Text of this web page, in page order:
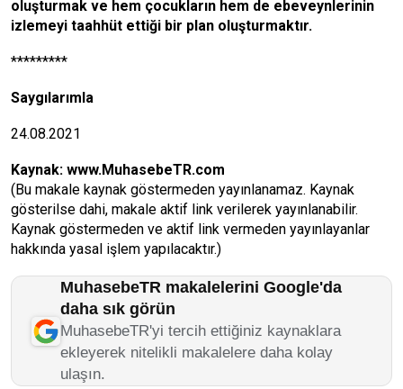
oluşturmak ve hem çocukların hem de ebeveynlerinin
izlemeyi taahhüt ettiği bir plan oluşturmaktır.
*********
Saygılarımla
24.08.2021
Kaynak: www.MuhasebeTR.com
(Bu makale kaynak göstermeden yayınlanamaz. Kaynak
gösterilse dahi, makale aktif link verilerek yayınlanabilir.
Kaynak göstermeden ve aktif link vermeden yayınlayanlar
hakkında yasal işlem yapılacaktır.)
MuhasebeTR makalelerini Google'da
daha sık görün
MuhasebeTR'yi tercih ettiğiniz kaynaklara
ekleyerek nitelikli makalelere daha kolay
ulaşın.